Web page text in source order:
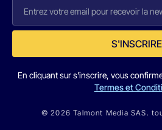
S'INSCRIRE
En cliquant sur s'inscrire, vous
Termes et
© 2026 Talmont Media SAS.